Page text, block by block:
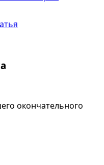
окончательного